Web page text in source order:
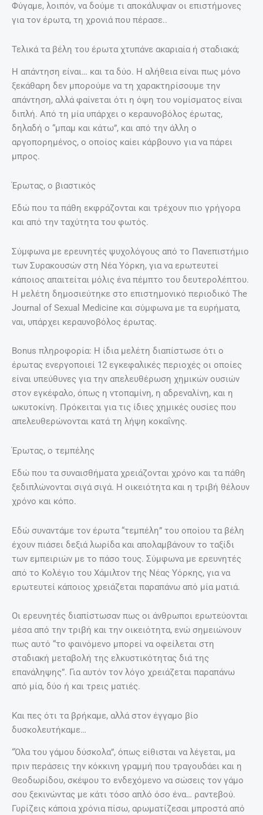
Φύγαμε, λοιπόν, να δούμε τι αποκάλυψαν οι επιστήμονες
για τον έρωτα, τη χρονιά που πέρασε..
Τελικά τα βέλη του έρωτα χτυπάνε ακαριαία ή σταδιακά;
Η απάντηση είναι… και τα δύο. Η αλήθεια είναι πως μόνο
ξεκάθαρη δεν μπορούμε να τη χαρακτηρίσουμε την
απάντηση, αλλά φαίνεται ότι η όψη του νομίσματος είναι
διπλή. Από τη μία υπάρχει ο κεραυνοβόλος έρωτας,
δηλαδή ο “μπαμ και κάτω”, και από την άλλη ο
αργοπορημένος, ο οποίος καίει κάρβουνο για να πάρει
μπρος.
Έρωτας, ο βιαστικός
Εδώ που τα πάθη εκφράζονται και τρέχουν πιο γρήγορα
και από την ταχύτητα του φωτός.
Σύμφωνα με ερευνητές ψυχολόγους από το Πανεπιστήμιο
των Συρακουσών στη Νέα Υόρκη, για να ερωτευτεί
κάποιος απαιτείται μόλις ένα πέμπτο του δευτερολέπτου.
Η μελέτη δημοσιεύτηκε στο επιστημονικό περιοδικό The
Journal of Sexual Medicine και σύμφωνα με τα ευρήματα,
ναι, υπάρχει κεραυνοβόλος έρωτας.
Bonus πληροφορία: Η ίδια μελέτη διαπίστωσε ότι ο
έρωτας ενεργοποιεί 12 εγκεφαλικές περιοχές οι οποίες
είναι υπεύθυνες για την απελευθέρωση χημικών ουσιών
στον εγκέφαλο, όπως η ντοπαμίνη, η αδρεναλίνη, και η
ωκυτοκίνη. Πρόκειται για τις ίδιες χημικές ουσίες που
απελευθερώνονται κατά τη λήψη κοκαΐνης.
Έρωτας, ο τεμπέλης
Εδώ που τα συναισθήματα χρειάζονται χρόνο και τα πάθη
ξεδιπλώνονται σιγά σιγά. Η οικειότητα και η τριβή θέλουν
χρόνο και κόπο.
Εδώ συναντάμε τον έρωτα “τεμπέλη” του οποίου τα βέλη
έχουν πιάσει δεξιά λωρίδα και απολαμβάνουν το ταξίδι
των εμπειριών με το πάσο τους. Σύμφωνα με ερευνητές
από το Κολέγιο του Χάμιλτον της Νέας Υόρκης, για να
ερωτευτεί κάποιος χρειάζεται παραπάνω από μία ματιά.
Οι ερευνητές διαπίστωσαν πως οι άνθρωποι ερωτεύονται
μέσα από την τριβή και την οικειότητα, ενώ σημειώνουν
πως αυτό “το φαινόμενο μπορεί να οφείλεται στη
σταδιακή μεταβολή της ελκυστικότητας διά της
επανάληψης”. Για αυτόν τον λόγο χρειάζεται παραπάνω
από μία, δύο ή και τρεις ματιές.
Και πες ότι τα βρήκαμε, αλλά στον έγγαμο βίο
δυσκολευτήκαμε…
“Όλα του γάμου δύσκολα”, όπως είθισται να λέγεται, μα
πριν περάσεις την κόκκινη γραμμή που τραγουδάει και η
Θεοδωρίδου, σκέψου το ενδεχόμενο να σώσεις τον γάμο
σου ξεκινώντας με κάτι τόσο απλό όσο ένα… ραντεβού.
Γυρίζεις κάποια χρόνια πίσω, αρωματίζεσαι μπροστά από